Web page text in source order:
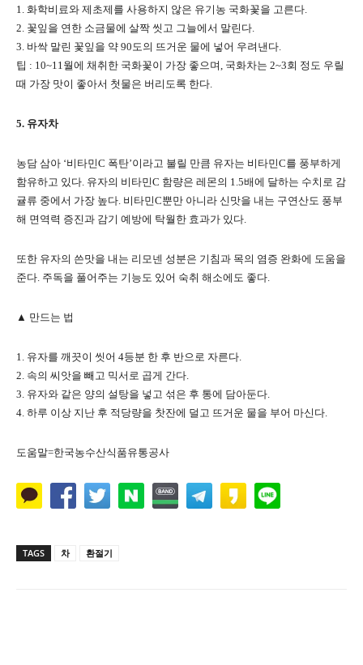
1. 화학비료와 제초제를 사용하지 않은 유기농 국화꽃을 고른다.
2. 꽃잎을 연한 소금물에 살짝 씻고 그늘에서 말린다.
3. 바싹 말린 꽃잎을 약 90도의 뜨거운 물에 넣어 우려낸다.
팁 : 10~11월에 채취한 국화꽃이 가장 좋으며, 국화차는 2~3회 정도 우릴
때 가장 맛이 좋아서 첫물은 버리도록 한다.
5. 유자차
농담 삼아 ‘비타민C 폭탄’이라고 불릴 만큼 유자는 비타민C를 풍부하게
함유하고 있다. 유자의 비타민C 함량은 레몬의 1.5배에 달하는 수치로 감
귤류 중에서 가장 높다. 비타민C뿐만 아니라 신맛을 내는 구연산도 풍부
해 면역력 증진과 감기 예방에 탁월한 효과가 있다.
또한 유자의 쓴맛을 내는 리모넨 성분은 기침과 목의 염증 완화에 도움을
준다. 주독을 풀어주는 기능도 있어 숙취 해소에도 좋다.
▲ 만드는 법
1. 유자를 깨끗이 씻어 4등분 한 후 반으로 자른다.
2. 속의 씨앗을 빼고 믹서로 곱게 간다.
3. 유자와 같은 양의 설탕을 넣고 섞은 후 통에 담아둔다.
4. 하루 이상 지난 후 적당량을 찻잔에 덜고 뜨거운 물을 부어 마신다.
도움말=한국농수산식품유통공사
TAGS 차 환절기